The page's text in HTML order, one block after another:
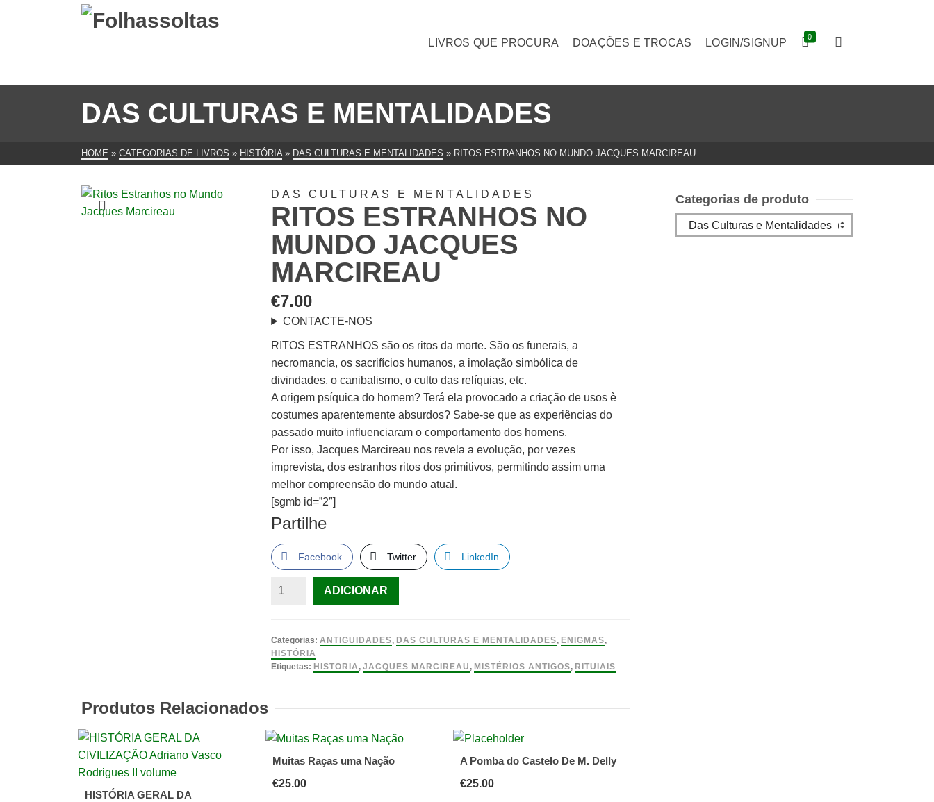
LIVROS QUE PROCURA DOAÇÕES E TROCAS LOGIN/SIGNUP 0
DAS CULTURAS E MENTALIDADES
HOME » CATEGORIAS DE LIVROS » HISTÓRIA » DAS CULTURAS E MENTALIDADES » RITOS ESTRANHOS NO MUNDO JACQUES MARCIREAU
DAS CULTURAS E MENTALIDADES
RITOS ESTRANHOS NO
MUNDO JACQUES
MARCIREAU
€7.00
CONTACTE-NOS
RITOS ESTRANHOS são os ritos da morte. São os funerais, a
necromancia, os sacrifícios humanos, a imolação simbólica de
divindades, o canibalismo, o culto das relíquias, etc.
A origem psíquica do homem? Terá ela provocado a criação de usos è
costumes aparentemente absurdos? Sabe-se que as experiências do
passado muito influenciaram o comportamento dos homens.
Por isso, Jacques Marcireau nos revela a evolução, por vezes
imprevista, dos estranhos ritos dos primitivos, permitindo assim uma
melhor compreensão do mundo atual.
[sgmb id=”2″]
Partilhe
Facebook Twitter LinkedIn
Quantidade
Estranhos
no
Mundo
Marcireau
ADICIONAR
Categorias:ANTIGUIDADES, DAS CULTURAS E MENTALIDADES, ENIGMAS,
HISTÓRIA
Etiquetas: HISTORIA ,JACQUES MARCIREAU , MISTÉRIOS ANTIGOS, RITUIAIS
Produtos Relacionados
HISTÓRIA GERAL DA
Muitas Raças uma Nação
€25.00
A Pomba do Castelo De M. Delly
€25.00
Categorias de produto